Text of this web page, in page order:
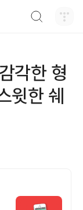
각한 형
윗한 쉐